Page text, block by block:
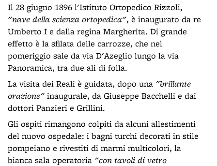
Il 28 giugno 1896 l'Istituto Ortopedico Rizzoli,
"nave della scienza ortopedica", è inaugurato da re
Umberto I e dalla regina Margherita. Di grande
effetto è la sfilata delle carrozze, che nel
pomeriggio sale da via D'Azeglio lungo la via
Panoramica, tra due ali di folla.
La visita dei Reali è guidata, dopo una "brillante
orazione" inaugurale, da Giuseppe Bacchelli e dai
dottori Panzieri e Grillini.
Gli ospiti rimangono colpiti da alcuni allestimenti
del nuovo ospedale: i bagni turchi decorati in stile
pompeiano e rivestiti di marmi multicolori, la
bianca sala operatoria "con tavoli di vetro